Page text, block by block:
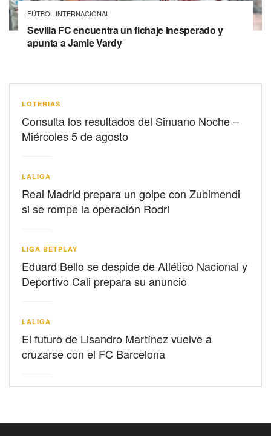
FÚTBOL INTERNACIONAL
Sevilla FC encuentra un fichaje inesperado y
apunta a Jamie Vardy
LOTERIAS
Consulta los resultados del Sinuano Noche –
Miércoles 5 de agosto
LALIGA
Real Madrid prepara un golpe con Zubimendi
si se rompe la operación Rodri
LIGA BETPLAY
Eduard Bello se despide de Atlético Nacional y
Deportivo Cali prepara su anuncio
LALIGA
El futuro de Lisandro Martínez vuelve a
cruzarse con el FC Barcelona